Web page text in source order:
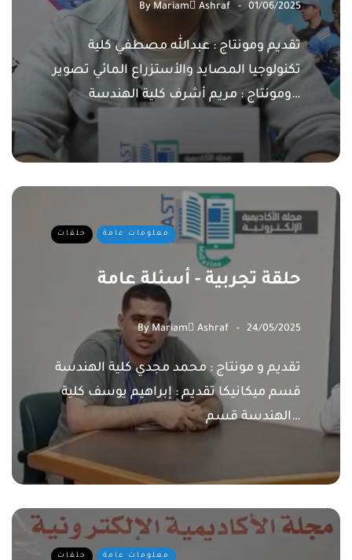
ByMariam ِAshraf 01/06/2025
تقديم ومونتاج : عبدالله مصطفي كلية
تكنولوجيا المصايد والأستزراع المائي تصوير
ومونتاج : مريم أشرف كلية الهندسة…
حلقات معلومات عامة
حلقة تجربية - أسئلة عامة
By Mariam ِAshraf 24/05/2025
تقديم و مونتاج : محمد مجدي كلية الهندسة
قسم ميكانيكا تقديم : إبراهيم يوسف كلية
الهندسة قسم…
حلقات معلومات عامة